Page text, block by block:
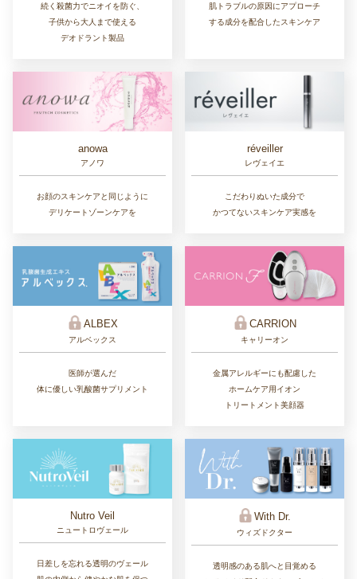
続く殺菌力でニオイを防ぐ、
子供から大人まで使える
デオドラント製品
肌トラブルの原因にアプローチ
する成分を配合したスキンケア
anowa
アノワ
お顔のスキンケアと同じように
デリケートゾーンケアを
réveiller
レヴェイエ
こだわりぬいた成分で
かつてないスキンケア実感を
ALBEX
アルベックス
医師が選んだ
体に優しい乳酸菌サプリメント
CARRION
キャリーオン
金属アレルギーにも配慮した
ホームケア用イオン
トリートメント美顔器
Nutro Veil
ニュートロヴェール
日差しを忘れる透明のヴェール
With Dr.
ウィズドクター
透明感のある肌へと目覚める